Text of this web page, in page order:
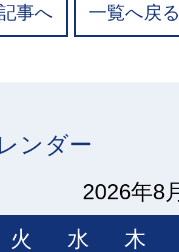
事へ 一覧へ戻
ンダー
2026年8
火 水 木